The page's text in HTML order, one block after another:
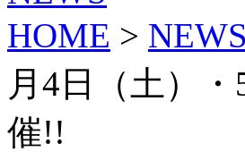
HOME > NEWS
月4日（土）
催!!